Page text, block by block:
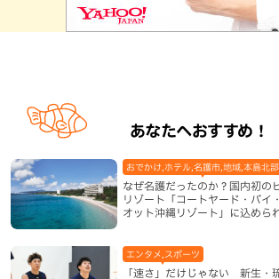
あなたへおすすめ！
なぜ名護だったのか？国内初の
リゾート「コートヤード・バイ
オット沖縄リゾート」に込めら
おでかけ,ホテル,名護市,地域,本島北部
「速さ」だけじゃない 新生・
エンタメ,スポーツ